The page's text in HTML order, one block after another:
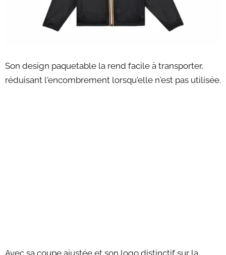
Son design paquetable la rend facile à transporter,
réduisant l'encombrement lorsqu'elle n'est pas utilisée.
Avec sa coupe ajustée et son logo distinctif sur la